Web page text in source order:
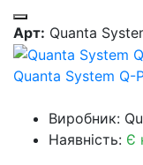
Арт: Quanta
Quanta System Q-
Виробник:
Наявність: Є